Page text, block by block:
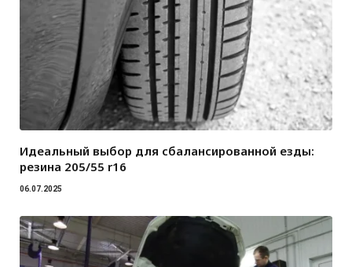
Идеальный выбор для сбалансированной езды:
резина 205/55 r16
06.07.2025